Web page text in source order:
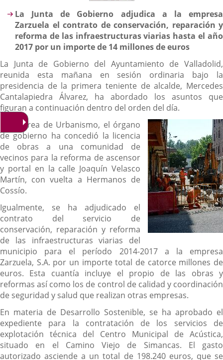
Descripción
La Junta de Gobierno adjudica a la empresa
Zarzuela el contrato de conservación, reparación y
reforma de las infraestructuras viarias hasta el año
2017 por un importe de 14 millones de euros
La Junta de Gobierno del Ayuntamiento de Valladolid,
reunida esta mañana en sesión ordinaria bajo la
presidencia de la primera teniente de alcalde, Mercedes
Cantalapiedra Álvarez, ha abordado los asuntos que
figuran a continuación dentro del orden del día.
En el Área de Urbanismo, el órgano
de gobierno ha concedió la licencia
de obras a una comunidad de
vecinos para la reforma de ascensor
y portal en la calle Joaquín Velasco
Martín, con vuelta a Hermanos de
Cossío.
Igualmente, se ha adjudicado el
contrato del servicio de
conservación, reparación y reforma
de las infraestructuras viarias del
municipio para el período 2014-2017 a la empresa
Zarzuela, S.A. por un importe total de catorce millones de
euros. Esta cuantía incluye el propio de las obras y
reformas así como los de control de calidad y coordinación
de seguridad y salud que realizan otras empresas.
En materia de Desarrollo Sostenible, se ha aprobado el
expediente para la contratación de los servicios de
explotación técnica del Centro Municipal de Acústica,
situado en el Camino Viejo de Simancas. El gasto
autorizado asciende a un total de 198.240 euros, que se